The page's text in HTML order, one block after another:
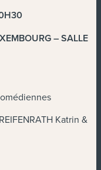
– SALLE
Katrin &